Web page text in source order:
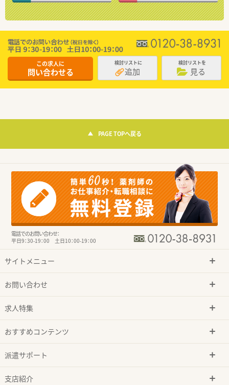
この求人に
問い合わせる
検討リストに
追加
検討リストを
見る
PAGE TOPへ戻る
電話でのお問い合わせ：
平日9：30-19：00 土日10：00-19：00
サイトメニュー
お問い合わせ
求人特集
おすすめコンテンツ
派遣サポート
支店紹介